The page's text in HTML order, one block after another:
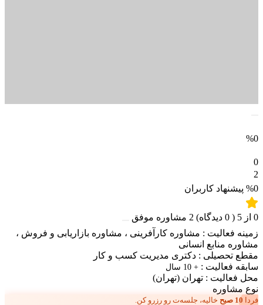
%0
0
2
%0 پیشنهاد کاربران
0 از 5
(
0 دیدگاه) 2 مشاوره موفق
زمینه فعالیت : مشاوره کارآفرینی ، مشاوره بازاریابی و فروش ،
مشاوره منابع انسانی
مقطع تحصیلی : دکتری مدیریت کسب و کار
سابقه فعالیت : + 10 سال
محل فعالیت : تهران (تهران)
نوع مشاوره
فردا 10 صبح خالیه، جلسه‌ت رو رزرو کن.